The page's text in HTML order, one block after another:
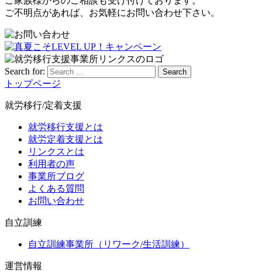
ご不明点があれば、お気軽にお問い合わせ下さい。
Search for: Search
トップページ
就労移行/定着支援
就労移行支援とは
就労定着支援とは
リンクスとは
利用者の声
事業所ブログ
よくある質問
お問い合わせ
自立訓練
自立訓練事業所（リワーク/生活訓練）
運営情報